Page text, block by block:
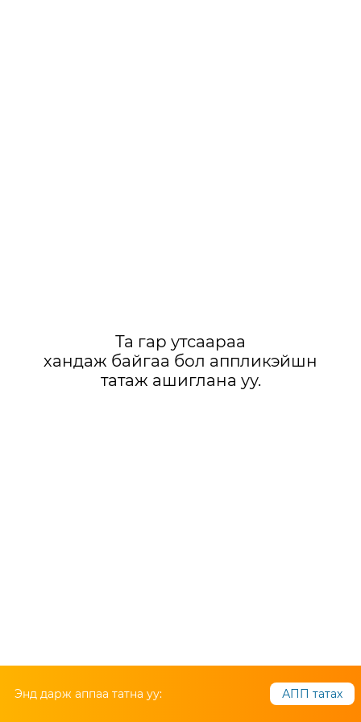
Та гар утсаараа
хандаж байгаа бол аппликэйшн
татаж ашиглана уу.
Энд дарж аппаа татна уу: АПП татах